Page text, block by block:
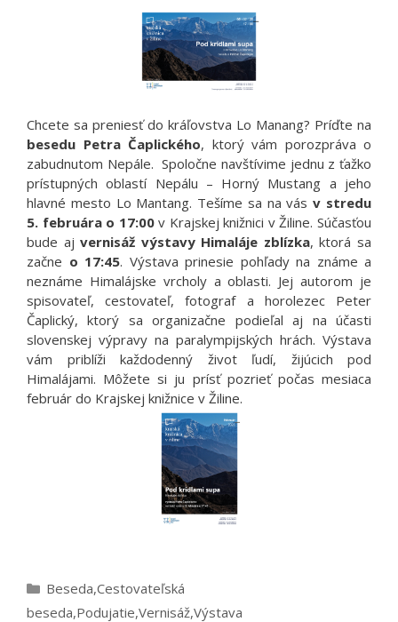
Chcete sa preniesť do kráľovstva Lo Manang? Príďte na
besedu Petra Čaplického, ktorý vám porozpráva o
zabudnutom Nepále. Spoločne navštívime jednu z ťažko
prístupných oblastí Nepálu – Horný Mustang a jeho
hlavné mesto Lo Mantang. Tešíme sa na vásv stredu
5. februára o 17:00v Krajskej knižnici v Žiline. Súčasťou
bude ajvernisáž výstavy Himaláje zblízka, ktorá sa
začne o 17:45. Výstava prinesie pohľady na známe a
neznáme Himalájske vrcholy a oblasti. Jej autorom je
spisovateľ, cestovateľ, fotograf a horolezec Peter
Čaplický, ktorý sa organizačne podieľal aj na účasti
slovenskej výpravy na paralympijských hrách. Výstava
vám priblíži každodenný život ľudí, žijúcich pod
Himalájami. Môžete si ju prísť pozrieť počas mesiaca
február do Krajskej knižnice v Žiline.
Kategórie
Beseda,Cestovateľská
beseda,Podujatie,Vernisáž,Výstava